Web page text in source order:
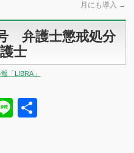
月にも導入 →
弁護士懲戒処分
士
「LIBRA」
Line